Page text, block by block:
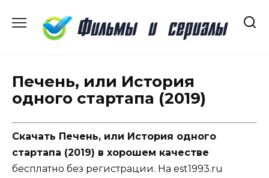
содержанию
Печень, или История
одного стартапа (2019)
Скачать Печень, или История одного
стартапа (2019) в хорошем качестве
бесплатно без регистрации. На est1993.ru